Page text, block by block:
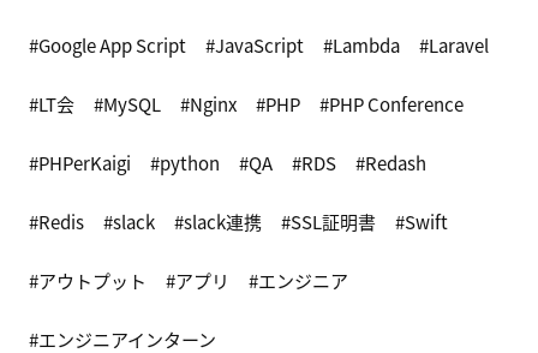
Google App Script JavaScript Lambda Laravel
LT会 MySQL Nginx PHP PHP Conference
PHPerKaigi python QA RDS Redash
Redis slack slack連携 SSL証明書 Swift
アウトプット アプリ エンジニア
エンジニアインターン